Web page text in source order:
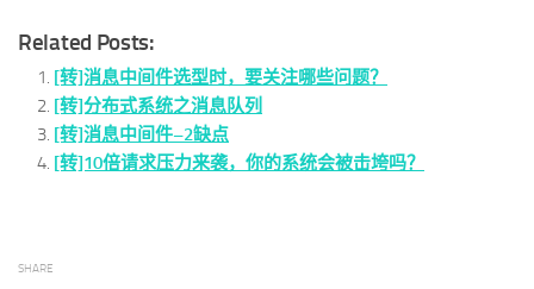
Related Posts:
[转]消息中间件选型时，要关注哪些问题？
[转]分布式系统之消息队列
[转]消息中间件–2缺点
[转]10倍请求压力来袭，你的系统会被击垮吗？
SHARE